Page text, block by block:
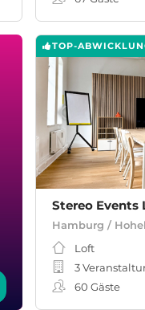
TOP-
Stereo Events
Hamburg /
Loft
3
60 Gäste